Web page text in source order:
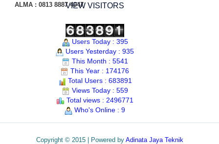
ALMA : 0813 8887 4047VIEW VISITORS
Users Today : 395
Users Yesterday : 935
This Month : 5541
This Year : 174176
Total Users : 683891
Views Today : 559
Total views : 2496771
Who's Online : 9
Copyright © 2015 | Powered by Adinata Jaya Teknik